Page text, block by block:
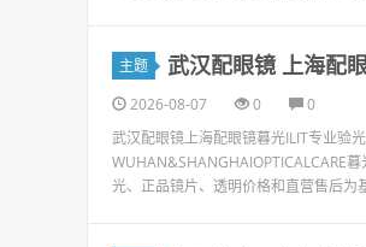
主题 武汉配眼镜 上海配
2026-08-07 0
0
武汉配眼镜上海配眼镜暮光ILIT专业验
WUHAN&SHANGHAIOPTICALCARE
光、正品镜片、透明价格和直营售后为